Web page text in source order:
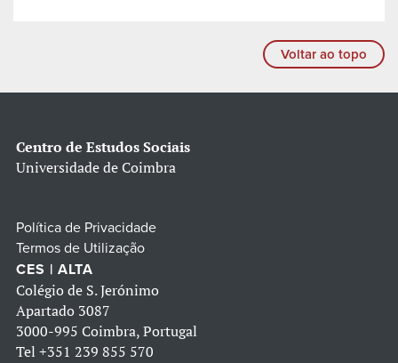
Voltar ao topo
Centro de Estudos Sociais
Universidade de Coimbra
Política de Privacidade
Termos de Utilização
CES | ALTA
Colégio de S. Jerónimo
Apartado 3087
3000-995 Coimbra, Portugal
Tel +351 239 855 570